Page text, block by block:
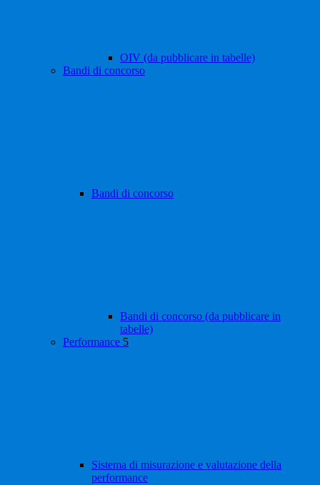
OIV (da pubblicare in tabelle)
Bandi di concorso
Bandi di concorso
Bandi di concorso (da pubblicare in
tabelle)
Performance 5
Sistema di misurazione e valutazione della
performance